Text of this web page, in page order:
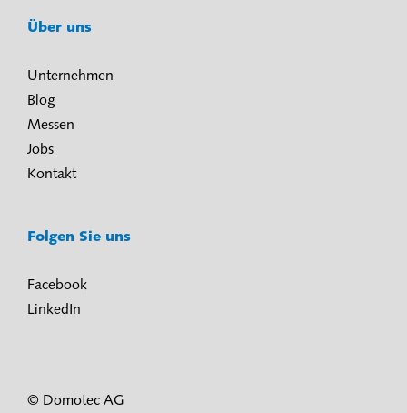
Über uns
Unternehmen
Blog
Messen
Jobs
Kontakt
Folgen Sie uns
Facebook
LinkedIn
© Domotec AG